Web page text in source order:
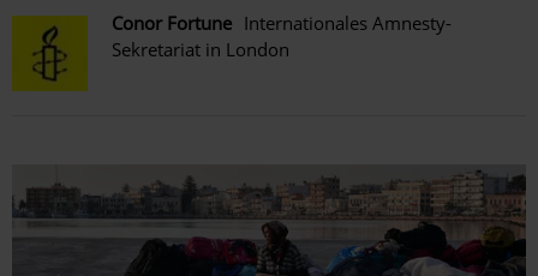
Conor Fortune Internationales Amnesty-
Sekretariat in London